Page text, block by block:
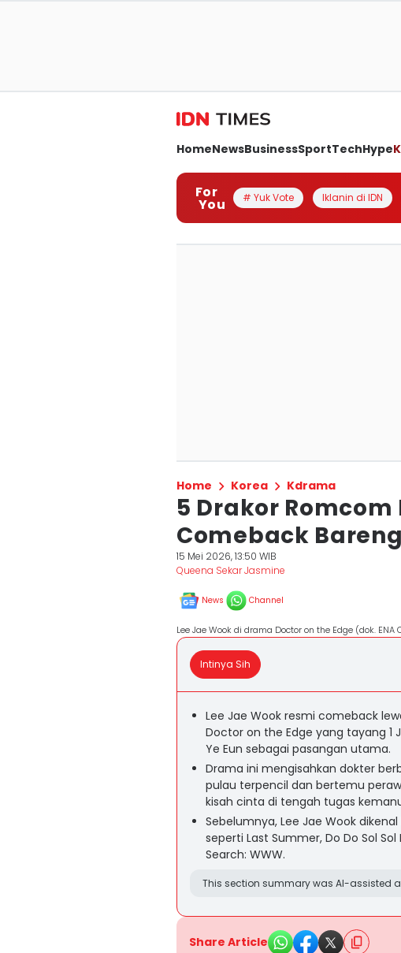
HomeNewsBusinessSportTechHype
For
You # Yuk Vote Iklanin di IDN
Home Korea Kdrama
5 Drakor Romcom
Comeback
15 Mei 2026, 13:50 WIB
Queena Sekar Jasmine
News Channel
Lee Jae Wook di drama Doctor on the Edge (dok.
Intinya Sih
Lee Jae Wook resmi comeback
Doctor on the Edge yang tayang 1
Ye Eun sebagai pasangan utama.
Drama ini mengisahkan dokter
pulau terpencil dan bertemu
kisah cinta di tengah tugas
Sebelumnya, Lee Jae Wook
seperti Last Summer, Do Do Sol Sol
Search: WWW.
This section summary was AI-assisted
Share Article